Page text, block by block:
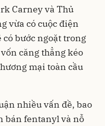
Carney và Thủ
vừa có cuộc điện
có bước ngoặt trong
căng thẳng kéo
mại toàn cầu
nhiều vấn đề, bao
bán fentanyl và nỗ